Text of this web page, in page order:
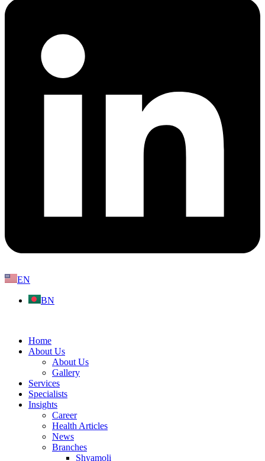
EN
BN
Home
About Us
About Us
Gallery
Services
Specialists
Insights
Career
Health Articles
News
Branches
Shyamoli